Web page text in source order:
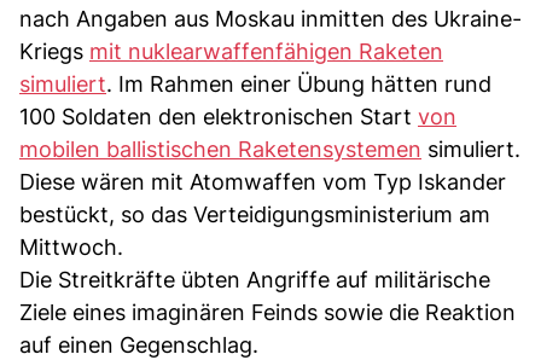
nach Angaben aus Moskau inmitten des Ukraine-
Kriegs mit nuklearwaffenfähigen Raketen
simuliert. Im Rahmen einer Übung hätten rund
100 Soldaten den elektronischen Start von
mobilen ballistischen Raketensystemen simuliert.
Diese wären mit Atomwaffen vom Typ Iskander
bestückt, so das Verteidigungsministerium am
Mittwoch.
Die Streitkräfte übten Angriffe auf militärische
Ziele eines imaginären Feinds sowie die Reaktion
auf einen Gegenschlag.